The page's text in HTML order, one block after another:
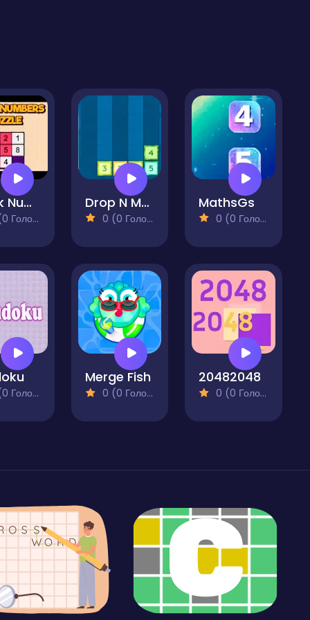
Block Numbers Puzzle Drop N Merge
0 (0 Голосів)
MathsGs
0 (0 Голосів)
Merge Fish
0 (0 Голосів)
20482048
0 (0 Голосів)